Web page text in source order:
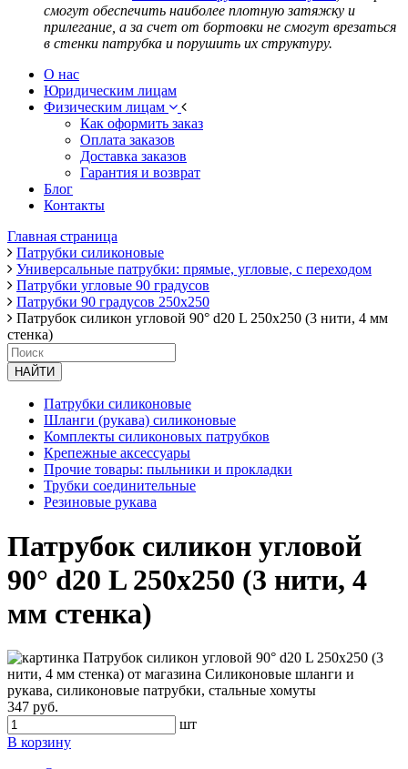
смогут обеспечить наиболее плотную затяжку и
прилегание, а за счет от бортовки не смогут врезаться
в стенки патрубка и порушить их структуру.
О нас
Юридическим лицам
Физическим лицам
Как оформить заказ
Оплата заказов
Доставка заказов
Гарантия и возврат
Блог
Контакты
Главная страница
Патрубки силиконовые
Универсальные патрубки: прямые, угловые, с переходом
Патрубки угловые 90 градусов
Патрубки 90 градусов 250х250
Патрубок силикон угловой 90° d20 L 250x250 (3 нити, 4 мм
стенка)
НАЙТИ
Патрубки силиконовые
Шланги (рукава) силиконовые
Комплекты силиконовых патрубков
Крепежные аксессуары
Прочие товары: пыльники и прокладки
Трубки соединительные
Резиновые рукава
Патрубок силикон угловой
90° d20 L 250x250 (3 нити, 4
мм стенка)
347 руб.
шт
В корзину